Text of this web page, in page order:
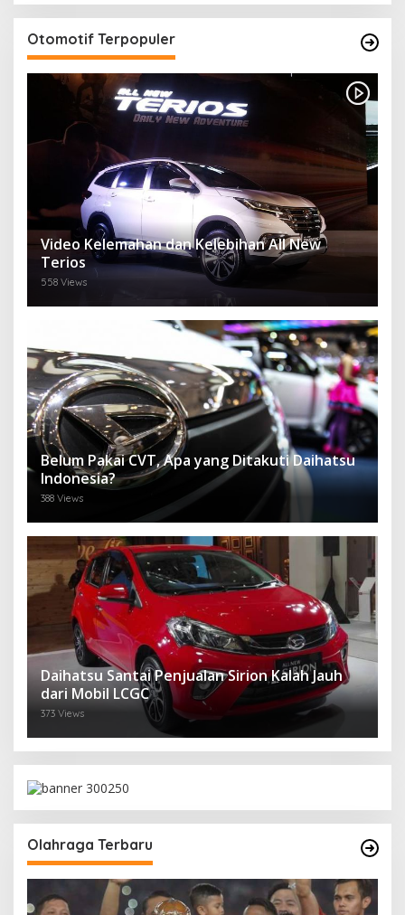
Otomotif Terpopuler
Video Kelemahan dan Kelebihan All New
Terios
558 Views
Belum Pakai CVT, Apa yang Ditakuti Daihatsu
Indonesia?
388 Views
Daihatsu Santai Penjualan Sirion Kalah Jauh
dari Mobil LCGC
373 Views
Olahraga Terbaru